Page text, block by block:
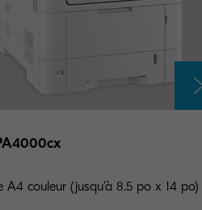
A4 couleur (jusqu'à 8.5 po x 14 po)